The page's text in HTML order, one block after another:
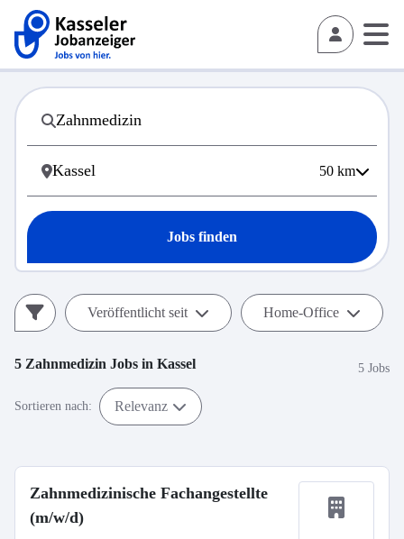
50 km
Jobs finden
Veröffentlicht seit Home-Office
5 Zahnmedizin Jobs in Kassel 5 Jobs
Sortieren nach: Relevanz
Zahnmedizinische Fachangestellte
(m/w/d)